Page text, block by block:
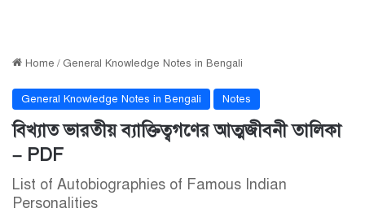
Home / General Knowledge Notes in Bengali
General Knowledge Notes in Bengali Notes
বিখ্যাত ভারতীয় ব্যাক্তিত্বগণের আত্মজীবনী তালিকা
– PDF
List of Autobiographies of Famous Indian
Personalities